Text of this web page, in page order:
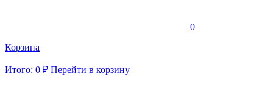
0
Корзина
Итого: 0 ₽ Перейти в корзину